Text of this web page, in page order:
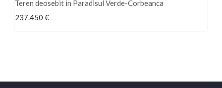
Teren deosebit in Paradisul Verde-Corbeanca
237.450 €